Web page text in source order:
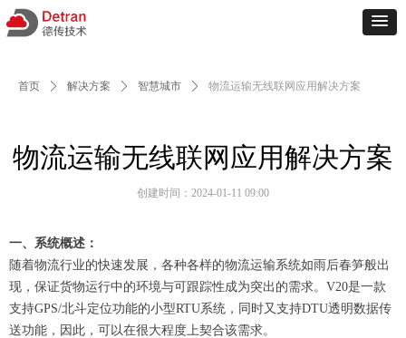
物流运输无线联网应用解决方案
一、系统概述：
随着物流行业的快速发展，各种各样的物流运输系统如雨后春笋般出
现，保证货物运行中的环境与可跟踪性成为突出的需求。V20是一款
支持GPS/北斗定位功能的小型RTU系统，同时又支持DTU透明数据传
送功能，因此，可以在很大程度上契合该需求。
创建时间： 2024-01-11 09:00
首页 ꄲ 解决方案 ꄲ 智慧城市 ꄲ 物流运输无线联网应用解决方案